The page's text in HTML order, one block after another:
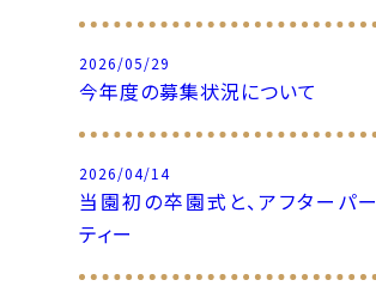
2026/05/29
今年度の募集状況について
2026/04/14
当園初の卒園式と、アフターパー
ティー